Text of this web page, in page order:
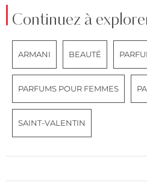
Continuez à
ARMANI BEAUTÉ
PARFUMS POUR FEMMES
SAINT-VALENTIN